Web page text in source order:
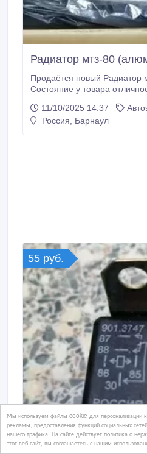
Мы используем файлы cookie для персонализации
рекламы, предоставления функций социальных
нашего трафика. На сайте действует политика о
этот веб-сайт, вы соглашаетесь с нашим
Радиатор мтз-80
Продаётся новый Радиатор
Состояние у товара
11/10/2025 14:37
Россия, Барнаул
55 руб.